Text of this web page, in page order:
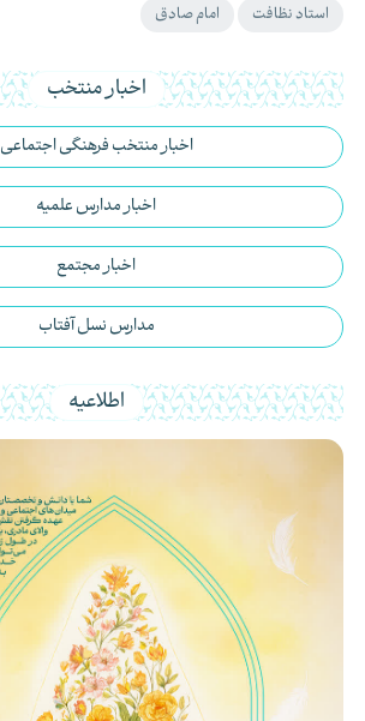
استاد نظافت امام صادق
اخبار منتخب
اخبار منتخب فرهنگی اجتماعی
اخبار مدارس علمیه
اخبار مجتمع
مدارس نسل آفتاب
اطلاعیه